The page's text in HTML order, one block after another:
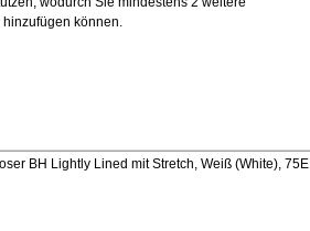
können.
BH Lightly Lined mit Stretch, Weiß (White), 75E